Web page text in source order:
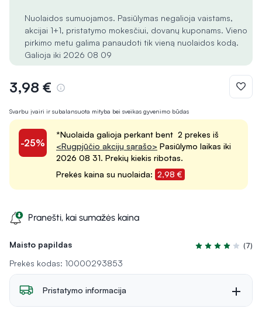
Maisto papildas
Įvertinimas 4.4
(7)
Prekės kodas: 10000293853
Svarbu įvairi ir subalansuota mityba bei sveikas gyvenimo būdas
-25%
*Nuolaida galioja perkant bent 2 prekes iš
<Rugpjūčio akcijų sąrašo> Pasiūlymo laikas iki
2026 08 31. Prekių kiekis ribotas.
Prekės kaina su nuolaida: 2,98 €
Nuolaidos sumuojamos. Pasiūlymas negalioja vaistams,
akcijai 1+1, pristatymo mokesčiui, dovanų kuponams. Vieno
pirkimo metu galima panaudoti tik vieną nuolaidos kodą.
Galioja iki 2026 08 09
3,98 €
Pranešti, kai sumažės kaina
Pristatymo informacija